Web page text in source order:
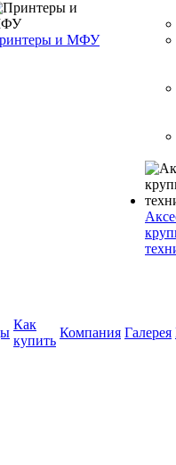
и МФУ
Как
купить
Компания Галерея